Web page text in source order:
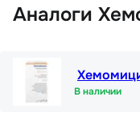
Аналоги
В наличии